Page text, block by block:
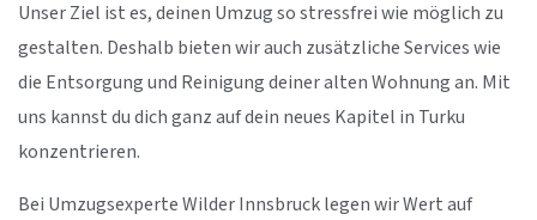
Unser Ziel ist es, deinen Umzug so stressfrei wie möglich zu
gestalten. Deshalb bieten wir auch zusätzliche Services wie
die Entsorgung und Reinigung deiner alten Wohnung an. Mit
uns kannst du dich ganz auf dein neues Kapitel in Turku
konzentrieren.
Bei Umzugsexperte Wilder Innsbruck legen wir Wert auf